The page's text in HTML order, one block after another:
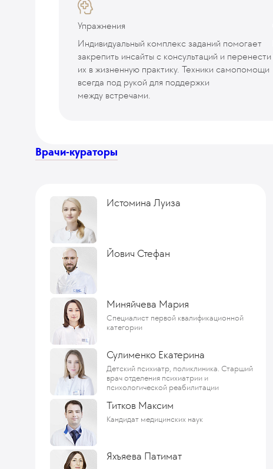
Упражнения
Индивидуальный комплекс заданий помогает
закрепить инсайты с консультаций и перенести
их в жизненную практику. Техники самопомощи
всегда под рукой для поддержки
между встречами.
Врачи-кураторы
Истомина Луиза
Йович Стефан
Миняйчева Мария
Специалист первой квалификационной
категории
Сулименко Екатерина
Детский психиатр, поликлиника. Старший
врач отделения психиатрии и
психологической реабилитации
Титков Максим
Кандидат медицинских наук
Яхъяева Патимат